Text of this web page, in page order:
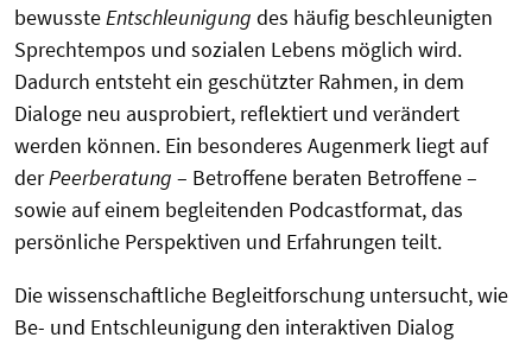
bewussteEntschleunigung des häufig beschleunigten
Sprechtempos und sozialen Lebens möglich wird.
Dadurch entsteht ein geschützter Rahmen, in dem
Dialoge neu ausprobiert, reflektiert und verändert
werden können. Ein besonderes Augenmerk liegt auf
derPeerberatung – Betroffene beraten Betroffene –
sowie auf einem begleitenden Podcastformat, das
persönliche Perspektiven und Erfahrungen teilt.
Die wissenschaftliche Begleitforschung untersucht, wie
Be- und Entschleunigung den interaktiven Dialog